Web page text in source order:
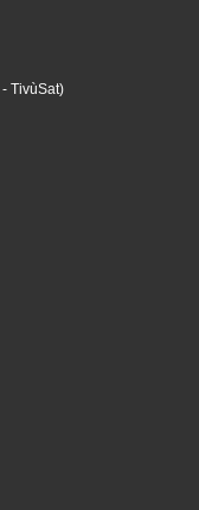
- TivùSat)